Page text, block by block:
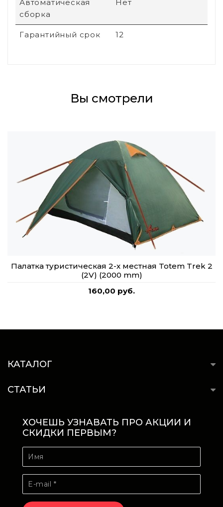
Автоматическая
сборка
Нет
Гарантийный срок 12
Вы смотрели
Палатка туристическая 2-х местная Totem Trek 2
(2V) (2000 mm)
160,00 руб.
КАТАЛОГ
СТАТЬИ
ХОЧЕШЬ УЗНАВАТЬ ПРО АКЦИИ И
СКИДКИ ПЕРВЫМ?